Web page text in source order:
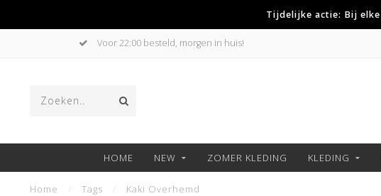
Tijdelijke actie: Bij
Voor 22:00 besteld, morgen in huis!
HOME NEW ZOMER KLEDING KLEDING
Home Tags Kaki Overhemd